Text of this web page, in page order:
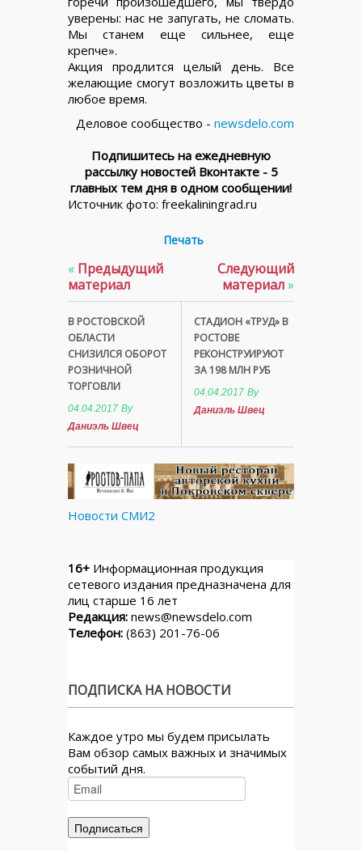
уверены: нас не запугать, не сломать.
Мы станем еще сильнее, еще
крепче».
Акция продлится целый день. Все
желающие смогут возложить цветы в
любое время.
Деловое сообщество - newsdelo.com
Подпишитесь на ежедневную
рассылку новостей Вконтакте - 5
главных тем дня в одном сообщении!
Источник фото: freekaliningrad.ru
Печать
« Предыдущий
материал
В РОСТОВСКОЙ
ОБЛАСТИ
СНИЗИЛСЯ ОБОРОТ
РОЗНИЧНОЙ
ТОРГОВЛИ
04.04.2017 By
Даниэль Швец
Следующий
материал»
СТАДИОН «ТРУД» В
РОСТОВЕ
РЕКОНСТРУИРУЮТ
ЗА 198 МЛН РУБ
04.04.2017 By
Даниэль Швец
Новости СМИ2
16+ Информационная продукция
сетевого издания предназначена для
лиц старше 16 лет
Редакция: news@newsdelo.com
Телефон: (863) 201-76-06
ПОДПИСКА НА НОВОСТИ
Каждое утро мы будем присылать
Вам обзор самых важных и значимых
событий дня.